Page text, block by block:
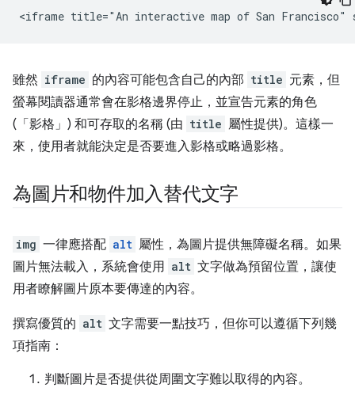
雖然 iframe 的內容可能包含自己的內部 title 元素，但
螢幕閱讀器通常會在影格邊界停止，並宣告元素的角色
(「影格」) 和可存取的名稱 (由 title 屬性提供)。這樣一
來，使用者就能決定是否要進入影格或略過影格。
為圖片和物件加入替代文字
img 一律應搭配 alt 屬性，為圖片提供無障礙名稱。如果
圖片無法載入，系統會使用 alt 文字做為預留位置，讓使
用者瞭解圖片原本要傳達的內容。
撰寫優質的 alt 文字需要一點技巧，但你可以遵循下列幾
項指南：
判斷圖片是否提供從周圍文字難以取得的內容。